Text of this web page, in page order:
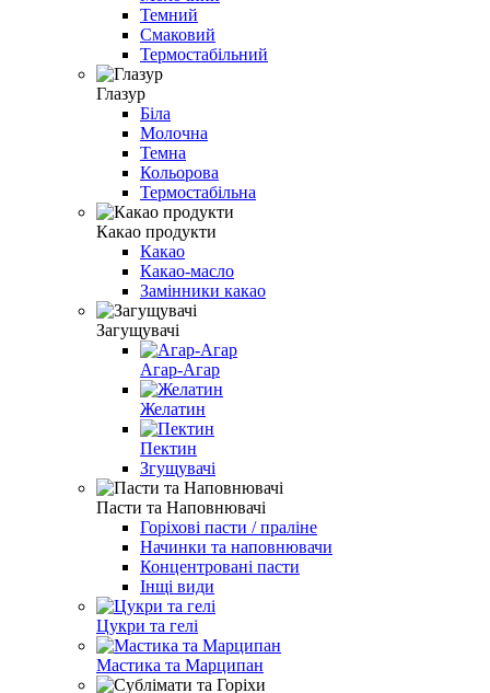
Темний
Смаковий
Термостабільний
Глазур
Біла
Молочна
Темна
Кольорова
Термостабільна
Какао продукти
Какао
Какао-масло
Замінники какао
Загущувачі
Агар-Агар
Желатин
Пектин
Згущувачі
Пасти та Наповнювачі
Горіхові пасти / праліне
Начинки та наповнювачи
Концентровані пасти
Інщі види
Цукри та гелі
Мастика та Марципан